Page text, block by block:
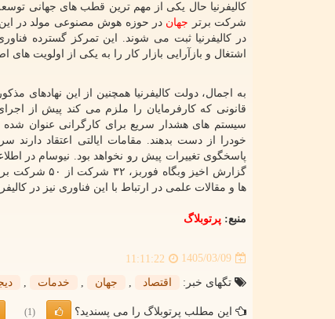
شرکت برتر جهان در حوزه هوش مصنوعی مولد در این
در کالیفرنیا ثبت می شوند. این تمرکز گسترده
اشتغال و بازآرایی بازار کار را به یکی از اولویت
قانونی که کارفرمایان را ملزم می کند پیش از
سیستم های هشدار سریع برای کارگرانی عنوان
خودرا از دست بدهند. مقامات ایالتی اعتقاد
پاسخگوی تغییرات پیش رو نخواهد بود. نیوسام در
گزارش اخیز
ها و مقالات علمی در ارتباط با این فناوری نیز در
منبع: پرتوبلاگ
1405/03/09
11:11:22
تگهای خبر: اقتصاد , جهان , خدمات ,
این مطلب پرتوبلاگ را می پسندید؟ (1)